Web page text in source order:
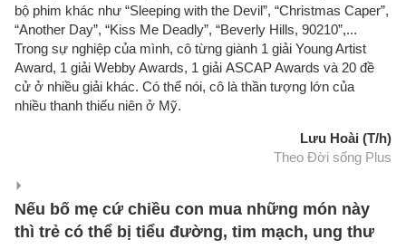
bộ phim khác như “Sleeping with the Devil”, “Christmas Caper”,
“Another Day”, “Kiss Me Deadly”, “Beverly Hills, 90210”,...
Trong sự nghiệp của mình, cô từng giành 1 giải Young Artist
Award, 1 giải Webby Awards, 1 giải ASCAP Awards và 20 đề
cử ở nhiều giải khác. Có thể nói, cô là thần tượng lớn của
nhiều thanh thiếu niên ở Mỹ.
Lưu Hoài (T/h)
Theo Đời sống Plus
Nếu bố mẹ cứ chiều con mua những món này
thì trẻ có thể bị tiểu đường, tim mạch, ung thư